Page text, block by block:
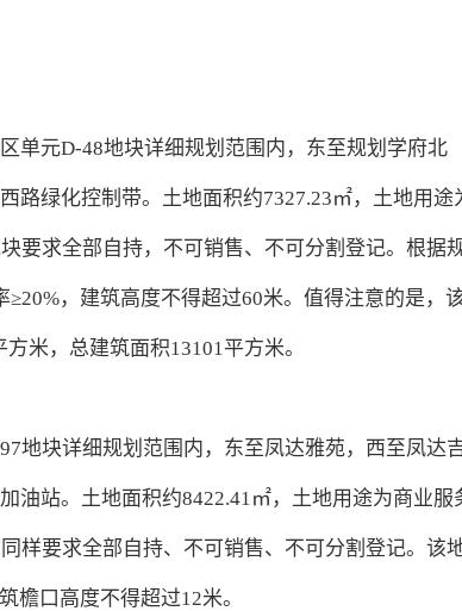
单元D-48地块详细规划范围内，东至规划学府北
路绿化控制带。土地面积约7327.23㎡，土地用途
求全部自持，不可销售、不可分割登记。根据
，建筑高度不得超过60米。值得注意的是，
米，总建筑面积13101平方米。
地块详细规划范围内，东至凤达雅苑，西至凤达
油站。土地面积约8422.41㎡，土地用途为商业服
要求全部自持、不可销售、不可分割登记。该
檐口高度不得超过12米。